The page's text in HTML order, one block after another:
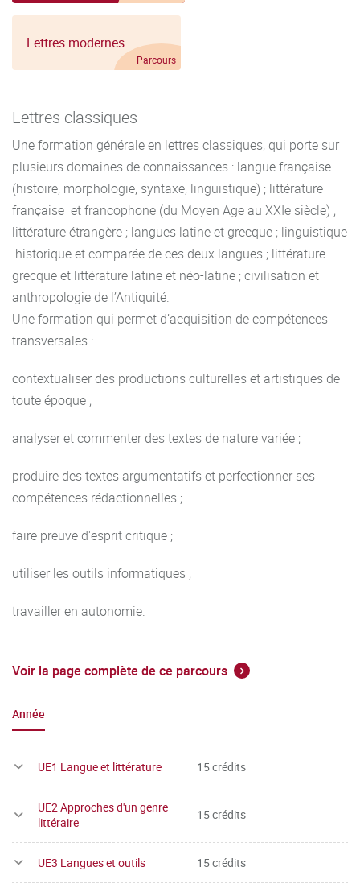
Lettres modernes
Parcours
Lettres classiques
Une formation générale en lettres classiques, qui porte sur
plusieurs domaines de connaissances : langue française
(histoire, morphologie, syntaxe, linguistique) ; littérature
française et francophone (du Moyen Age au XXIe siècle) ;
littérature étrangère ; langues latine et grecque ; linguistique
historique et comparée de ces deux langues ; littérature
grecque et littérature latine et néo-latine ; civilisation et
anthropologie de l’Antiquité.
Une formation qui permet d’acquisition de compétences
transversales :
contextualiser des productions culturelles et artistiques de
toute époque ;
analyser et commenter des textes de nature variée ;
produire des textes argumentatifs et perfectionner ses
compétences rédactionnelles ;
faire preuve d'esprit critique ;
utiliser les outils informatiques ;
travailler en autonomie.
Voir la page complète de ce parcours
Année
UE1 Langue et littérature 15 crédits
UE2 Approches d'un genre
littéraire
15 crédits
UE3 Langues et outils 15 crédits